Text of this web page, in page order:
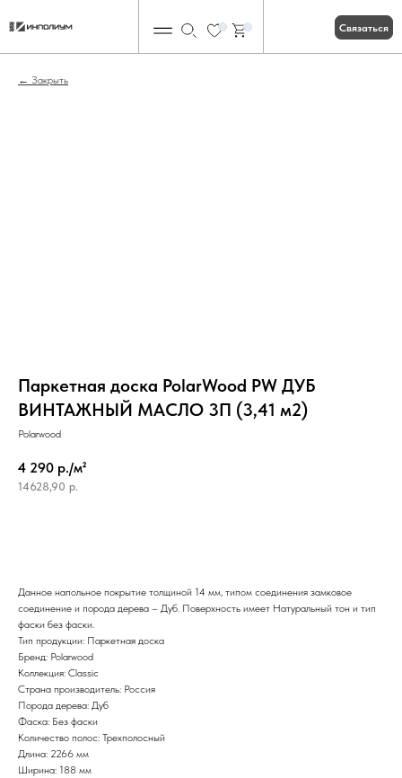
Связаться
Закрыть
Паркетная доска PolarWood PW ДУБ
ВИНТАЖНЫЙ МАСЛО 3П (3,41 м2)
Polarwood
4 290 р./м²
14628,90 р.
Данное напольное покрытие толщиной 14 мм, типом соединения замковое
соединение и порода дерева – Дуб. Поверхность имеет Натуральный тон и тип
фаски без фаски.
Тип продукции: Паркетная доска
Бренд: Polarwood
Коллекция: Classic
Страна производитель: Россия
Порода дерева: Дуб
Фаска: Без фаски
Количество полос: Трехполосный
Длина: 2266 мм
Ширина: 188 мм